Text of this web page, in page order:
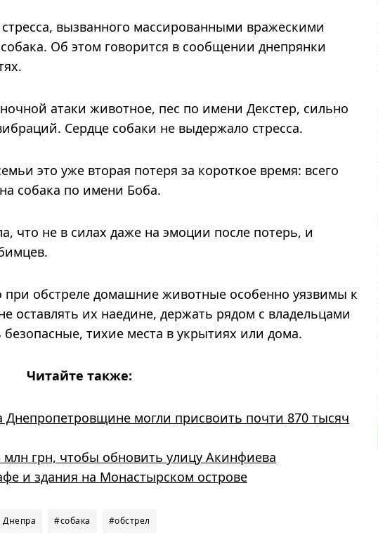
вызванного массированными вражескими
Об этом говорится в сообщении днепрянки
атаки животное, пес по имени Декстер, сильно
Сердце собаки не выдержало стресса.
это уже вторая потеря за короткое время: всего
собака по имени Боба.
что не в силах даже на эмоции после потерь, и
обстреле домашние животные особенно уязвимы к
оставлять их наедине, держать рядом с владельцами
тихие места в укрытиях или дома.
Читайте также:
могли присвоить почти 870 тысяч
млн грн, чтобы обновить улицу Акинфиева
и здания на Монастырском острове
Днепра #собака #обстрел